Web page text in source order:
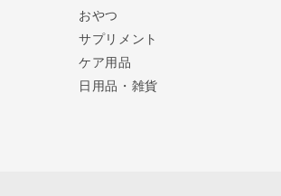
おやつ
サプリメント
ケア用品
日用品・雑貨